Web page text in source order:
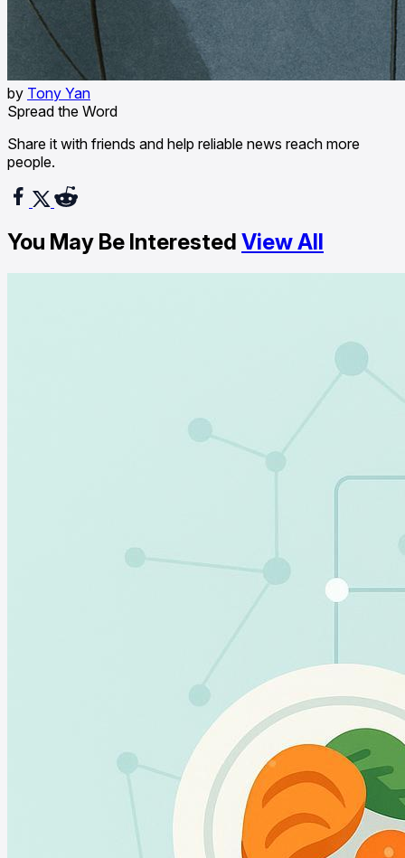
by Tony Yan
Spread the Word
Share it with friends and help reliable news reach more
people.
You May Be Interested View All